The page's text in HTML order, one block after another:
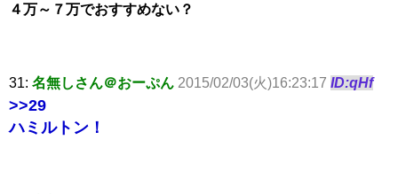
４万～７万でおすすめない？
31: 名無しさん＠おーぷん 2015/02/03(火)16:23:17 ID:qHf
>>29
ハミルトン！